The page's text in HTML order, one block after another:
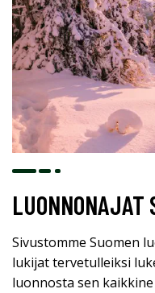
LUONNONAJAT
Sivustomme Suomen
lukijat tervetulleiksi
luonnosta sen